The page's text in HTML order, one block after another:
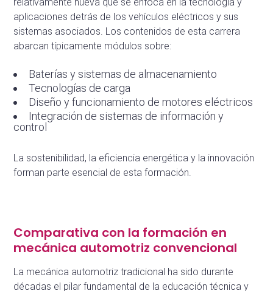
aplicaciones detrás de los vehículos eléctricos y sus
sistemas asociados. Los contenidos de esta carrera
abarcan típicamente módulos sobre:
Baterías y sistemas de almacenamiento
Tecnologías de carga
Diseño y funcionamiento de motores eléctricos
Integración de sistemas de información y
control
La sostenibilidad, la eficiencia energética y la innovación
forman parte esencial de esta formación.
Comparativa con la formación en
mecánica automotriz convencional
La mecánica automotriz tradicional ha sido durante
décadas el pilar fundamental de la educación técnica y